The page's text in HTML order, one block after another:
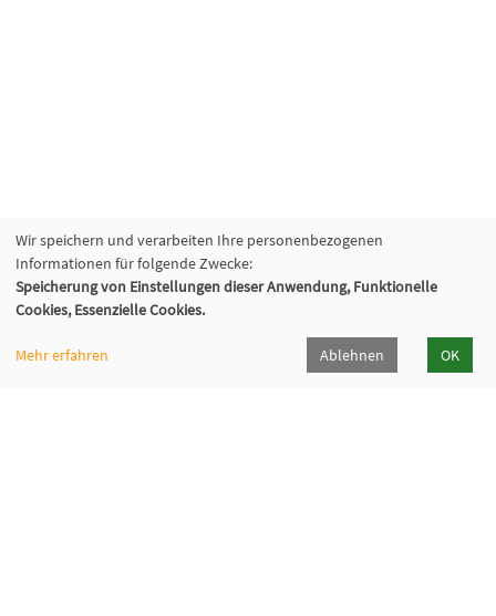
Wir speichern und verarbeiten Ihre personenbezogenen
Informationen für folgende Zwecke:
Speicherung von Einstellungen dieser Anwendung, Funktionelle
Cookies, Essenzielle Cookies.
Mehr erfahren Ablehnen OK